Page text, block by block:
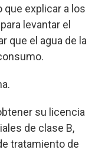
que explicar a los
levantar el
que el agua de la
su licencia
de clase B,
tratamiento de